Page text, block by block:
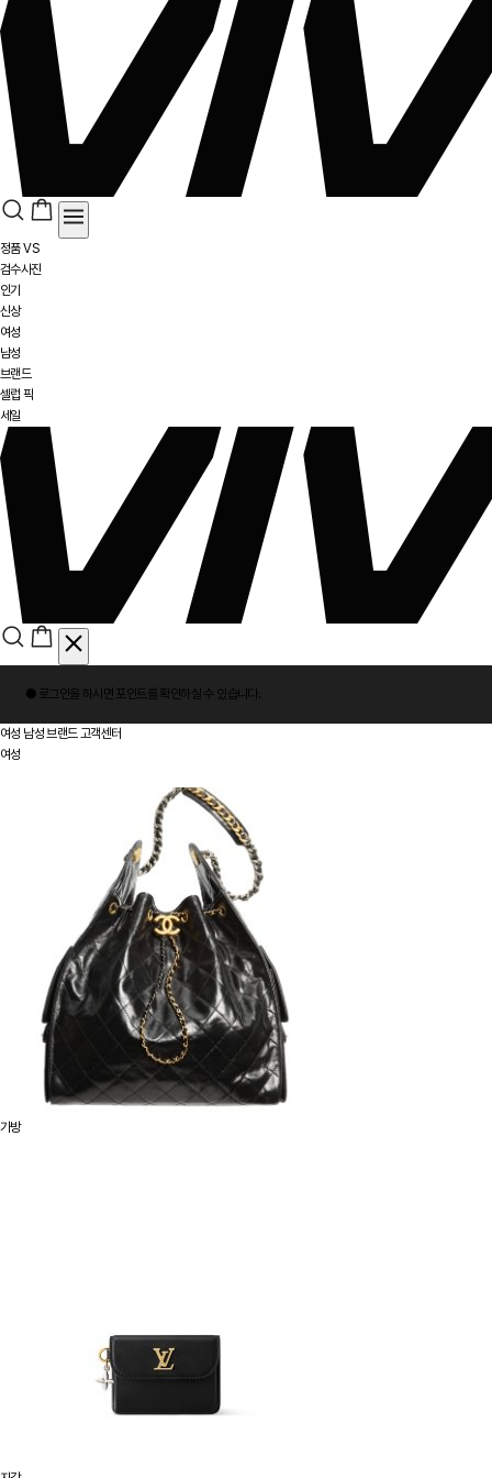
정품 VS
검수사진
인기
신상
여성
남성
브랜드
셀럽 픽
세일
그
인
● 로그인을 하시면 포인트 를 확인하실 수 있습니다.
여성 남성 브랜드 고객센터
여성
가방